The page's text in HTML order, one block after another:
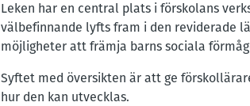
Leken har en central plats i förskolans
välbefinnande lyfts fram i den reviderade
möjligheter att främja barns sociala
Syftet med översikten är att ge
hur den kan utvecklas.